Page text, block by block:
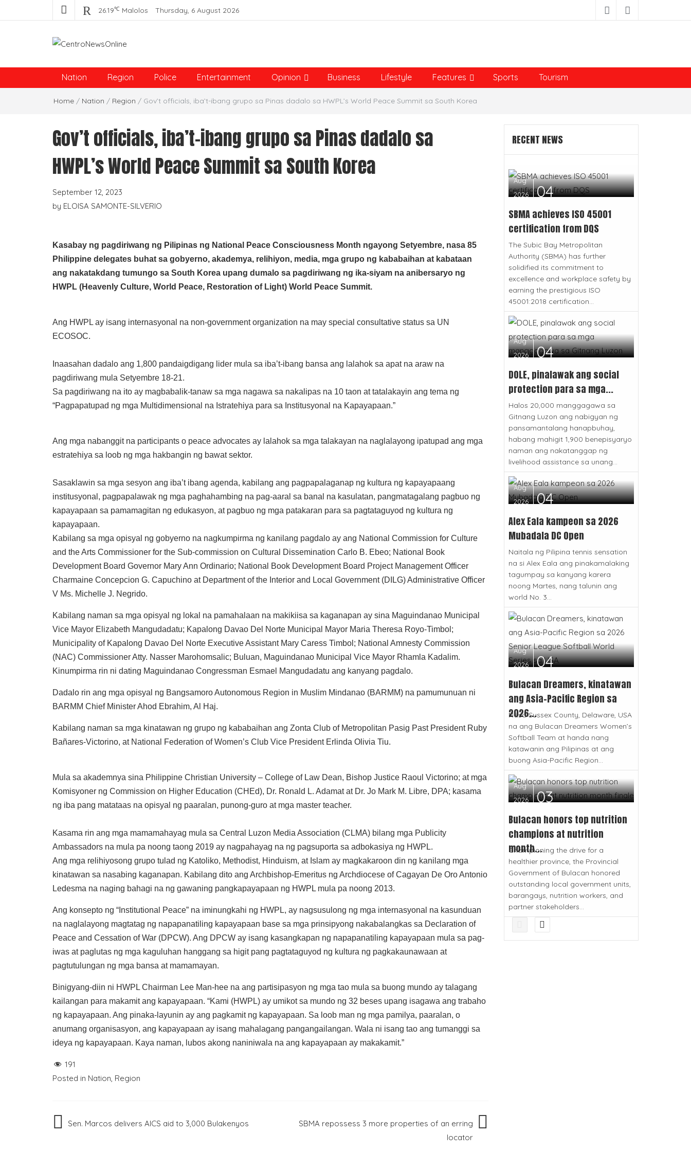
26.19℃ Malolos Thursday, 6 August 2026
Centro News Online
Nation Region Police Entertainment Opinion Business Lifestyle Features Sports Tourism
Home / Nation / Region / Gov’t officials, iba’t-ibang grupo sa Pinas dadalo sa HWPL’s World Peace Summit sa South Korea
Gov’t officials, iba’t-ibang grupo sa Pinas dadalo sa
HWPL’s World Peace Summit sa South Korea
September 12, 2023
by ELOISA SAMONTE-SILVERIO
Kasabay ng pagdiriwang ng Pilipinas ng National Peace Consciousness Month ngayong Setyembre, nasa 85
Philippine delegates buhat sa gobyerno, akademya, relihiyon, media, mga grupo ng kababaihan at kabataan
ang nakatakdang tumungo sa South Korea upang dumalo sa pagdiriwang ng ika-siyam na anibersaryo ng
HWPL (Heavenly Culture, World Peace, Restoration of Light) World Peace Summit.
Ang HWPL ay isang internasyonal na non-government organization na may special consultative status sa UN
ECOSOC.
Inaasahan dadalo ang 1,800 pandaigdigang lider mula sa iba’t-ibang bansa ang lalahok sa apat na araw na
pagdiriwang mula Setyembre 18-21.
Sa pagdiriwang na ito ay magbabalik-tanaw sa mga nagawa sa nakalipas na 10 taon at tatalakayin ang tema ng
“Pagpapatupad ng mga Multidimensional na Istratehiya para sa Institusyonal na Kapayapaan.”
Ang mga nabanggit na participants o peace advocates ay lalahok sa mga talakayan na naglalayong ipatupad ang mga
estratehiya sa loob ng mga hakbangin ng bawat sektor.
Sasaklawin sa mga sesyon ang iba’t ibang agenda, kabilang ang pagpapalaganap ng kultura ng kapayapaang
institusyonal, pagpapalawak ng mga paghahambing na pag-aaral sa banal na kasulatan, pangmatagalang pagbuo ng
kapayapaan sa pamamagitan ng edukasyon, at pagbuo ng mga patakaran para sa pagtataguyod ng kultura ng
kapayapaan.
Kabilang sa mga opisyal ng gobyerno na nagkumpirma ng kanilang pagdalo ay ang National Commission for Culture
and the Arts Commissioner for the Sub-commission on Cultural Dissemination Carlo B. Ebeo; National Book
Development Board Governor Mary Ann Ordinario; National Book Development Board Project Management Officer
Charmaine Concepcion G. Capuchino at Department of the Interior and Local Government (DILG) Administrative Officer
V Ms. Michelle J. Negrido.
Kabilang naman sa mga opisyal ng lokal na pamahalaan na makikiisa sa kaganapan ay sina Maguindanao Municipal
Vice Mayor Elizabeth Mangudadatu; Kapalong Davao Del Norte Municipal Mayor Maria Theresa Royo-Timbol;
Municipality of Kapalong Davao Del Norte Executive Assistant Mary Caress Timbol; National Amnesty Commission
(NAC) Commissioner Atty. Nasser Marohomsalic; Buluan, Maguindanao Municipal Vice Mayor Rhamla Kadalim.
Kinumpirma rin ni dating Maguindanao Congressman Esmael Mangudadatu ang kanyang pagdalo.
Dadalo rin ang mga opisyal ng Bangsamoro Autonomous Region in Muslim Mindanao (BARMM) na pamumunuan ni
BARMM Chief Minister Ahod Ebrahim, Al Haj.
Kabilang naman sa mga kinatawan ng grupo ng kababaihan ang Zonta Club of Metropolitan Pasig Past President Ruby
Bañares-Victorino, at National Federation of Women’s Club Vice President Erlinda Olivia Tiu.
Mula sa akademnya sina Philippine Christian University – College of Law Dean, Bishop Justice Raoul Victorino; at mga
Komisyoner ng Commission on Higher Education (CHEd), Dr. Ronald L. Adamat at Dr. Jo Mark M. Libre, DPA; kasama
ng iba pang matataas na opisyal ng paaralan, punong-guro at mga master teacher.
Kasama rin ang mga mamamahayag mula sa Central Luzon Media Association (CLMA) bilang mga Publicity
Ambassadors na mula pa noong taong 2019 ay nagpahayag na ng pagsuporta sa adbokasiya ng HWPL.
Ang mga relihiyosong grupo tulad ng Katoliko, Methodist, Hinduism, at Islam ay magkakaroon din ng kanilang mga
kinatawan sa nasabing kaganapan. Kabilang dito ang Archbishop-Emeritus ng Archdiocese of Cagayan De Oro Antonio
Ledesma na naging bahagi na ng gawaning pangkapayapaan ng HWPL mula pa noong 2013.
Ang konsepto ng “Institutional Peace” na iminungkahi ng HWPL, ay nagsusulong ng mga internasyonal na kasunduan
na naglalayong magtatag ng napapanatiling kapayapaan base sa mga prinsipyong nakabalangkas sa Declaration of
Peace and Cessation of War (DPCW). Ang DPCW ay isang kasangkapan ng napapanatiling kapayapaan mula sa pag-
iwas at paglutas ng mga kaguluhan hanggang sa higit pang pagtataguyod ng kultura ng pagkakaunawaan at
pagtutulungan ng mga bansa at mamamayan.
Binigyang-diin ni HWPL Chairman Lee Man-hee na ang partisipasyon ng mga tao mula sa buong mundo ay talagang
kailangan para makamit ang kapayapaan. “Kami (HWPL) ay umikot sa mundo ng 32 beses upang isagawa ang trabaho
ng kapayapaan. Ang pinaka-layunin ay ang pagkamit ng kapayapaan. Sa loob man ng mga pamilya, paaralan, o
anumang organisasyon, ang kapayapaan ay isang mahalagang pangangailangan. Wala ni isang tao ang tumanggi sa
ideya ng kapayapaan. Kaya naman, lubos akong naniniwala na ang kapayapaan ay makakamit.”
191
Posted in Nation, Region
PostSen. Marcos delivers AICS aid to 3,000 Bulakenyos
SBMA repossess 3 more properties of an erring
locator
RECENT NEWS
Aug
2026
04
SBMA achieves ISO 45001
certification from DQS
The Subic Bay Metropolitan
Authority (SBMA) has further
solidified its commitment to
excellence and workplace safety by
earning the prestigious ISO
45001:2018 certification...
Aug
2026
04
DOLE, pinalawak ang social
protection para sa mga...
Halos 20,000 manggagawa sa
Gitnang Luzon ang nabigyan ng
pansamantalang hanapbuhay,
habang mahigit 1,900 benepisyaryo
naman ang nakatanggap ng
livelihood assistance sa unang...
Aug
2026
04
Alex Eala kampeon sa 2026
Mubadala DC Open
Naitala ng Pilipina tennis sensation
na si Alex Eala ang pinakamalaking
tagumpay sa kanyang karera
noong Martes, nang talunin ang
world No. 3...
Aug
2026
04
Bulacan Dreamers, kinatawan
ang Asia-Pacific Region sa
2026...
Nasa Sussex County, Delaware, USA
na ang Bulacan Dreamers Women’s
Softball Team at handa nang
katawanin ang Pilipinas at ang
buong Asia-Pacific Region...
Aug
2026
03
Bulacan honors top nutrition
champions at nutrition
month...
Championing the drive for a
healthier province, the Provincial
Government of Bulacan honored
outstanding local government units,
barangays, nutrition workers, and
partner stakeholders...